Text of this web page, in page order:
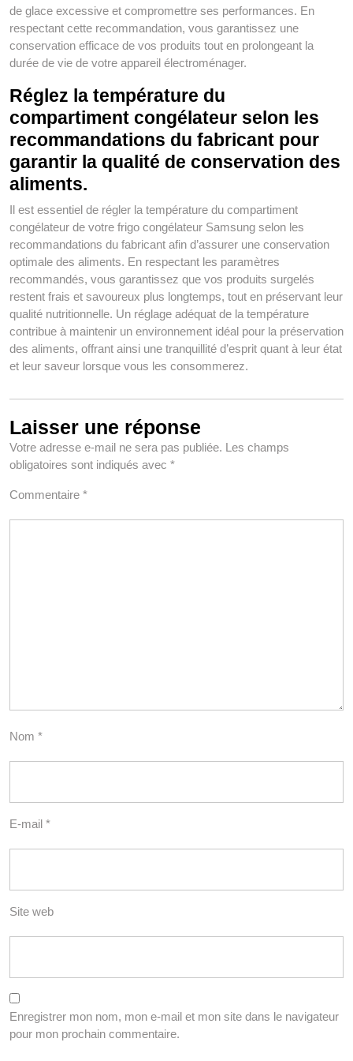
de glace excessive et compromettre ses performances. En
respectant cette recommandation, vous garantissez une
conservation efficace de vos produits tout en prolongeant la
durée de vie de votre appareil électroménager.
Réglez la température du
compartiment congélateur selon les
recommandations du fabricant pour
garantir la qualité de conservation des
aliments.
Il est essentiel de régler la température du compartiment
congélateur de votre frigo congélateur Samsung selon les
recommandations du fabricant afin d’assurer une conservation
optimale des aliments. En respectant les paramètres
recommandés, vous garantissez que vos produits surgelés
restent frais et savoureux plus longtemps, tout en préservant leur
qualité nutritionnelle. Un réglage adéquat de la température
contribue à maintenir un environnement idéal pour la préservation
des aliments, offrant ainsi une tranquillité d’esprit quant à leur état
et leur saveur lorsque vous les consommerez.
Laisser une réponse
Votre adresse e-mail ne sera pas publiée. Les champs
obligatoires sont indiqués avec *
Commentaire *
Nom *
E-mail *
Site web
Enregistrer mon nom, mon e-mail et mon site dans le navigateur
pour mon prochain commentaire.